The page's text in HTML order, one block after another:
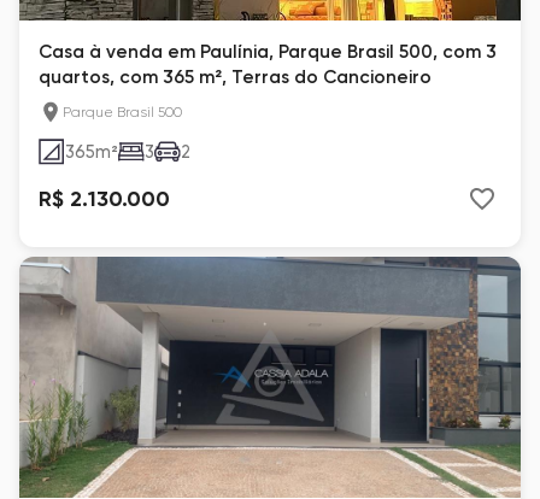
Casa à venda em Paulínia, Parque Brasil 500, com 3
quartos, com 365 m², Terras do Cancioneiro
Parque Brasil 500
365m² 3 2
R$ 2.130.000